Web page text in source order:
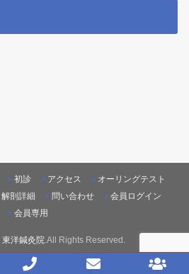
初診 アクセス
オーリングテスト
解剖詳細 問い合わせ
会員ログイン
会員専用
東洋鍼灸院.All Rights Reserved.